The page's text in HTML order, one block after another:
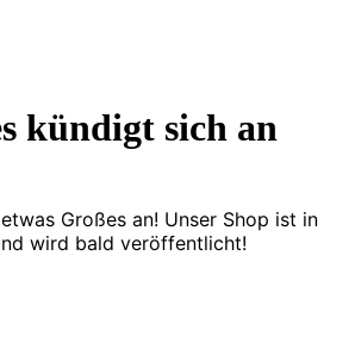
kündigt sich an
Großes an! Unser Shop ist in
wird bald veröffentlicht!